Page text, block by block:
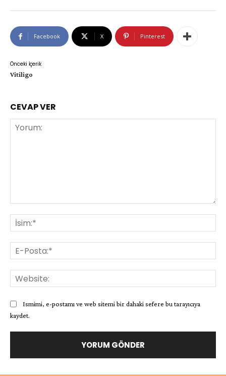
Facebook X Pinterest
Önceki İçerik
Vitiligo
CEVAP VER
Ismimi, e-postamı ve web sitemi bir dahaki sefere bu tarayıcıya
kaydet.